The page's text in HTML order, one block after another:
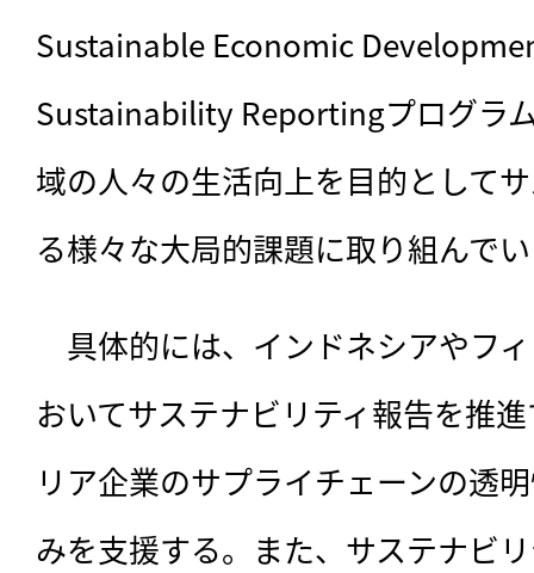
Sustainable Economic
Sustainability Reportingプログラ
域の人々の生活向上を目的として
る様々な大局的課題に取り組んで
具体的には、インドネシアやフ
おいてサステナビリティ報告を推
リア企業のサプライチェーンの透
みを支援する。また、サステナビ